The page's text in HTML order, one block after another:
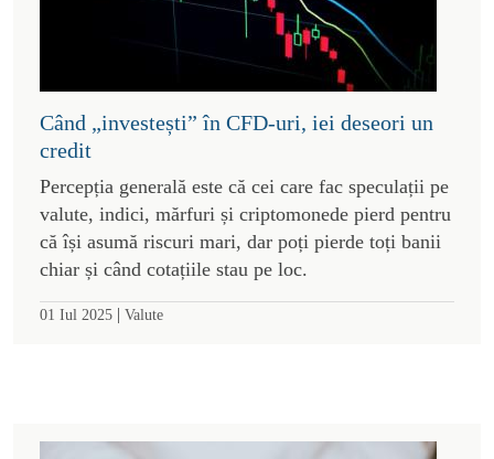
Când „investești” în CFD-uri, iei deseori un
credit
Percepția generală este că cei care fac speculații pe
valute, indici, mărfuri și criptomonede pierd pentru
că își asumă riscuri mari, dar poți pierde toți banii
chiar și când cotațiile stau pe loc.
01 Iul 2025 | Valute